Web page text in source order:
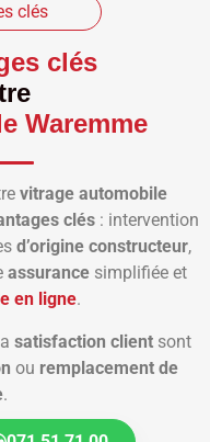
clés
clés
Waremme
vitrage automobile
clés: intervention
d’origine constructeur,
assurancesimplifiée et
en ligne.
satisfaction client sont
ou remplacement de
.